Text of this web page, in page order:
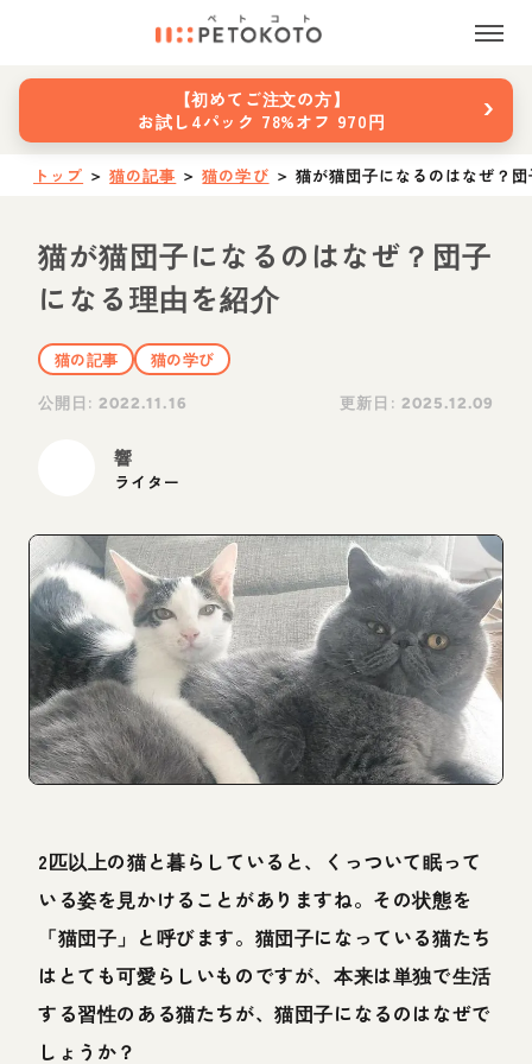
【初めてご注文の方】
お試し4パック 78%オフ 970円
›
トップ ＞ 猫の記事 ＞ 猫の学び ＞ 猫が猫団子になるのはなぜ？
猫が猫団子になるのはなぜ？団子
になる理由を紹介
猫の記事
猫の学び
公開日:2022.11.16 更新日: 2025.12.09
響
ライター
2匹以上の猫と暮らしていると、くっついて眠って
いる姿を見かけることがありますね。その状態を
「猫団子」と呼びます。猫団子になっている猫たち
はとても可愛らしいものですが、本来は単独で生活
する習性のある猫たちが、猫団子になるのはなぜで
しょうか？